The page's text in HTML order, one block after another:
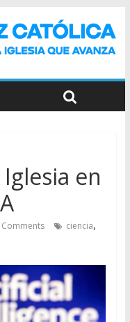
en
Comments ciencia,